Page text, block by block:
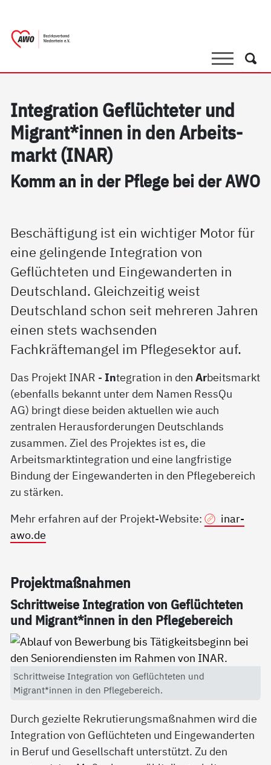
SucheSuche
In­te­g­ra­ti­on Ge­flüch­te­ter und
Mi­grant*in­nen in den Ar­beits­
markt (INAR)
Komm an in der Pf­le­ge bei der AWO
Beschäftigung ist ein wichtiger Motor für
eine gelingende Integration von
Geflüchteten und Eingewanderten in
Deutschland. Gleichzeitig weist
Deutschland schon seit mehreren Jahren
einen stets wachsenden
Fachkräftemangel im Pflegesektor auf.
Das Projekt INAR - Integration in denArbeitsmarkt
(ebenfalls bekannt unter dem Namen RessQu
AG) bringt diese beiden aktuellen wie auch
zentralen Herausforderungen Deutschlands
zusammen. Ziel des Projektes ist es, die
Arbeitsmarktintegration und eine langfristige
Bindung der Eingewanderten in den Pflegebereich
zu stärken.
Mehr erfahren auf der Projekt-Website:
inar-
awo.de
Pro­jekt­maß­nah­men
Schritt­wei­se In­te­g­ra­ti­on von Ge­flüch­te­ten
und Mi­grant*in­nen in den Pf­le­ge­be­reich
Schrittweise Integration von Geflüchteten und
Migrant*innen in den Pflegebereich.
Durch gezielte Rekrutierungsmaßnahmen wird die
Integration von Geflüchteten und Eingewanderten
in Beruf und Gesellschaft unterstützt. Zu den